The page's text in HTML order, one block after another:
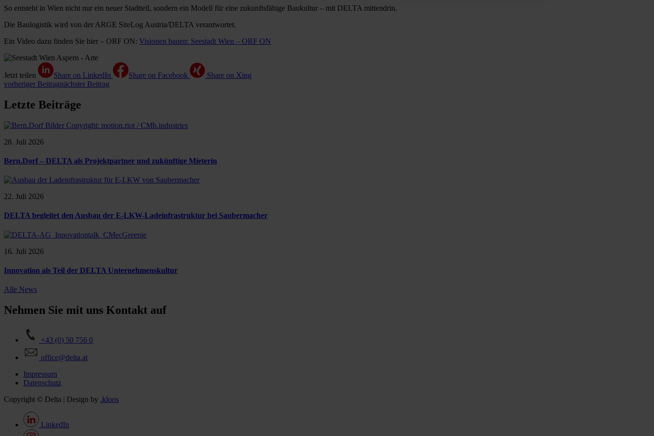
So entsteht in Wien nicht nur ein neuer Stadtteil, sondern ein Modell für eine zukunftsfähige Baukultur – mit DELTA mittendrin.
Die Baulogistik wird von der ARGE SiteLog Austria/DELTA verantwortet.
Ein Video dazu finden Sie hier – ORF ON: Visionen bauen: Seestadt Wien – ORF ON
Jetzt teilen Share on LinkedIn Share on Facebook
Share on Xing
vorheriger Beitragnächster Beitrag
Letzte Beiträge
28. Juli 2026
Bern.Dorf – DELTA als Projektpartner und zukünftige Mieterin
22. Juli 2026
DELTA begleitet den Ausbau der E-LKW-Ladeinfrastruktur bei Saubermacher
16. Juli 2026
Innovation als Teil der DELTA Unternehmenskultur
Alle News
Nehmen Sie mit uns Kontakt auf
+43 (0) 50 756 0
office@delta.at
Impressum
Datenschutz
Copyright © Delta | Design by .kloos
LinkedIn